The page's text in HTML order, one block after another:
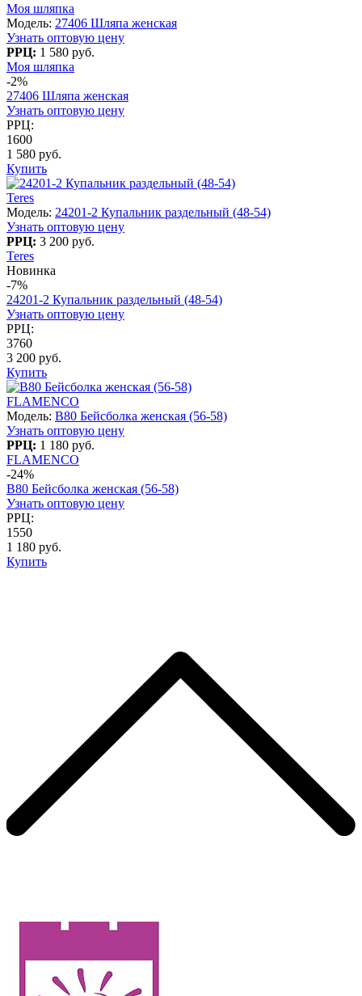
Моя шляпка
Модель: 27406 Шляпа женская
Узнать оптовую цену
РРЦ: 1 580 руб.
Моя шляпка
-2%
27406 Шляпа женская
Узнать оптовую цену
РРЦ:
1600
1 580 руб.
Купить
Teres
Модель: 24201-2 Купальник раздельный (48-54)
Узнать оптовую цену
РРЦ: 3 200 руб.
Teres
Новинка
-7%
24201-2 Купальник раздельный (48-54)
Узнать оптовую цену
РРЦ:
3760
3 200 руб.
Купить
FLAMENCO
Модель: B80 Бейсболка женская (56-58)
Узнать оптовую цену
РРЦ: 1 180 руб.
FLAMENCO
-24%
B80 Бейсболка женская (56-58)
Узнать оптовую цену
РРЦ:
1550
1 180 руб.
Купить